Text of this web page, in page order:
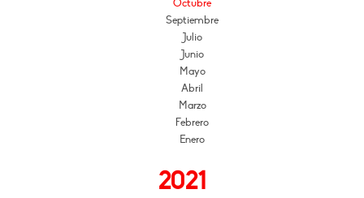
Octubre
Septiembre
Julio
Junio
Mayo
Abril
Marzo
Febrero
Enero
2021